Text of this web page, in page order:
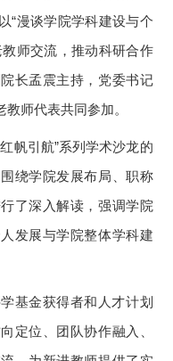
“漫谈学院学科建设与个
师交流，推动科研合作
长孟震主持，党委书记
师代表共同参加。
帆引航”系列学术沙龙的
绕学院发展布局、职称
了深入解读，强调学院
发展与学院整体学科建
基金获得者和人才计划
定位、团队协作融入、